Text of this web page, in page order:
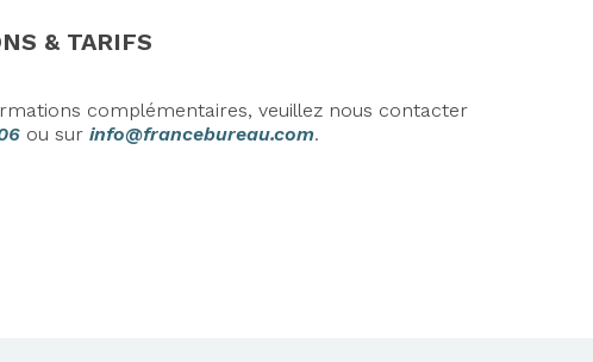
& TARIFS
complémentaires, veuillez nous contacter
ou sur info@francebureau.com.